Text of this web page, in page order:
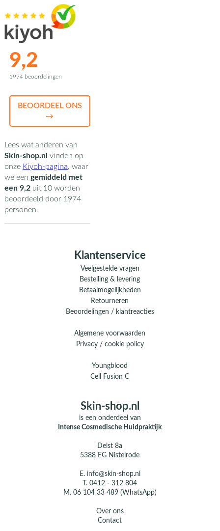
9,2
1974 beoordelingen
BEOORDEEL ONS
→
Lees wat anderen van
Skin-shop.nl vinden op
onze Kiyoh-pagina, waar
we een gemiddeld met
een 9,2uit 10worden
beoordeeld door 1974
personen.
Klantenservice
Veelgestelde vragen
Bestelling & levering
Betaalmogelijkheden
Retourneren
Beoordelingen / klantreacties
Algemene voorwaarden
Privacy / cookie policy
Youngblood
Cell Fusion C
Skin-shop.nl
is een onderdeel van
Intense Cosmedische Huidpraktijk
Delst 8a
5388 EG Nistelrode
E. info@skin-shop.nl
T.0412 - 312 804
M. 06 104 33 489 (WhatsApp)
Over ons
Contact